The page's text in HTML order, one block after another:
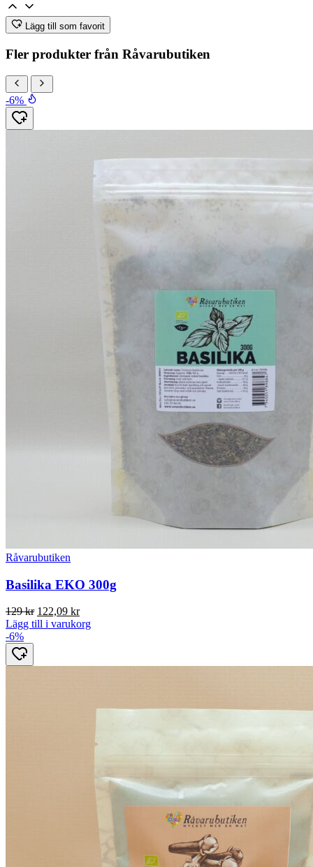
Lägg till som favorit
Fler produkter från Råvarubutiken
-6%
Råvarubutiken
Basilika EKO 300g
129kr Det
ursprungliga
122,09 krDet
nuvarande
Lägg till i varukorg
-6%